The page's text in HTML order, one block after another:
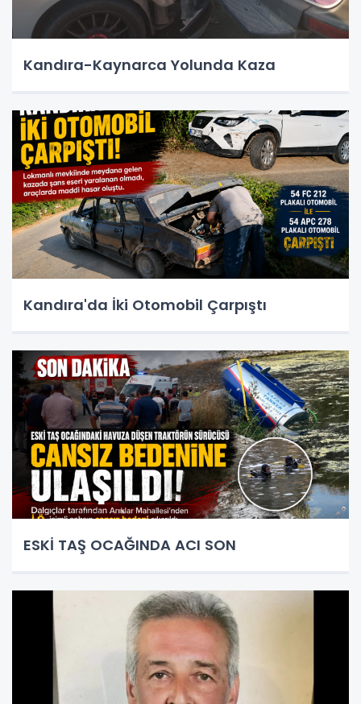
Kandıra-Kaynarca Yolunda Kaza
Kandıra'da İki Otomobil Çarpıştı
ESKİ TAŞ OCAĞINDA ACI SON